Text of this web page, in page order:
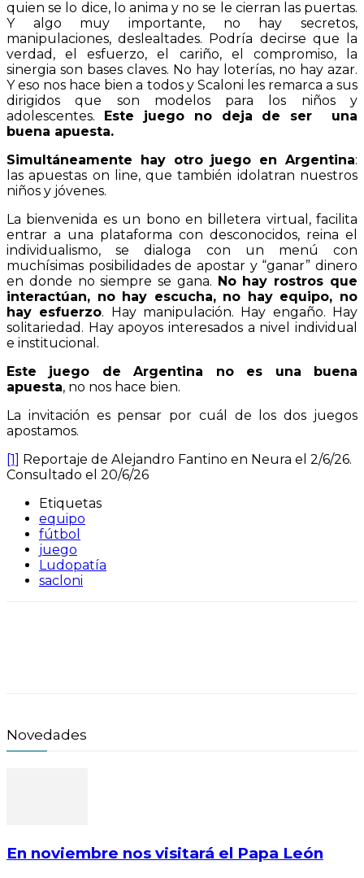
quien se lo dice, lo anima y no se le cierran las puertas.
Y algo muy importante, no hay secretos,
manipulaciones, deslealtades. Podría decirse que la
verdad, el esfuerzo, el cariño, el compromiso, la
sinergia son bases claves. No hay loterías, no hay azar.
Y eso nos hace bien a todos y Scaloni les remarca a sus
dirigidos que son modelos para los niños y
adolescentes.
Este juego no deja de ser una
buena apuesta.
Simultáneamente hay otro juego en Argentina:
las apuestas on line, que también idolatran nuestros
niños y jóvenes.
La bienvenida es un bono en billetera virtual, facilita
entrar a una plataforma con desconocidos, reina el
individualismo, se dialoga con un menú con
muchísimas posibilidades de apostar y “ganar” dinero
en donde no siempre se gana. No hay rostros que
interactúan, no hay escucha, no hay equipo, no
hay esfuerzo. Hay manipulación. Hay engaño. Hay
solitariedad. Hay apoyos interesados a nivel individual
e institucional.
Este juego de Argentina no es una buena
apuesta, no nos hace bien.
La invitación es pensar por cuál de los dos juegos
apostamos.
[1]
Reportaje de Alejandro Fantino en Neura el 2/6/26.
Consultado el 20/6/26
Etiquetas
equipo
fútbol
juego
Ludopatía
sacloni
Novedades
En noviembre nos visitará el Papa León